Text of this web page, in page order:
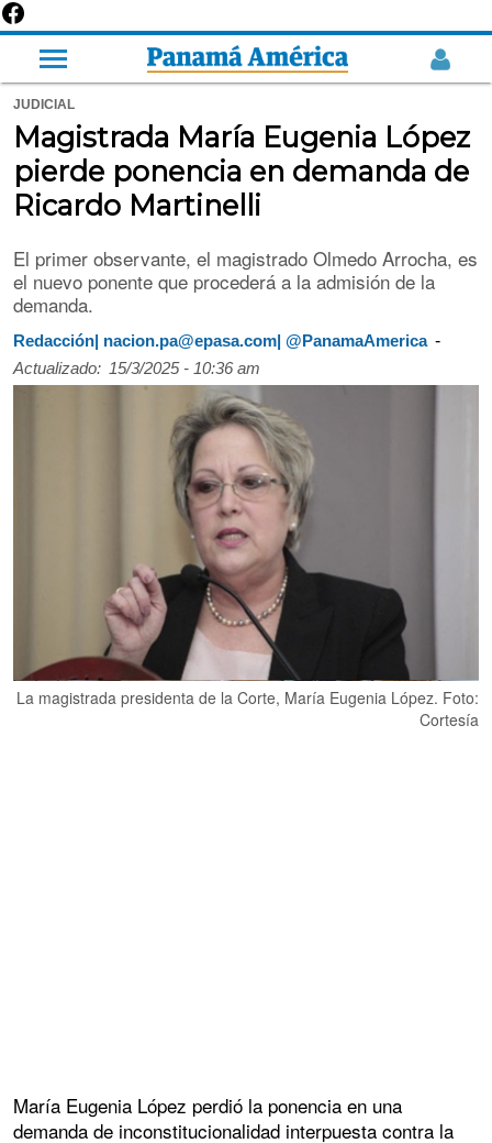
JUDICIAL
Magistrada María Eugenia López
pierde ponencia en demanda de
Ricardo Martinelli
El primer observante, el magistrado Olmedo Arrocha, es
el nuevo ponente que procederá a la admisión de la
demanda.
Redacción| nacion.pa@epasa.com| @PanamaAmerica -
Actualizado: 15/3/2025 - 10:36 am
La magistrada presidenta de la Corte, María Eugenia López. Foto:
Cortesía
María Eugenia López perdió la ponencia en una
demanda de inconstitucionalidad interpuesta contra la